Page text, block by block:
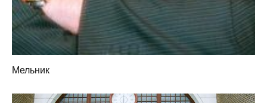
Мельник